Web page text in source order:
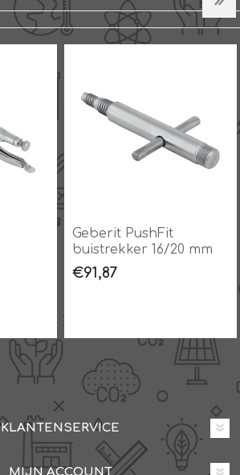
Geberit PushFit
buistrekker 16/20 mm
€91,87
KLANTENSERVICE